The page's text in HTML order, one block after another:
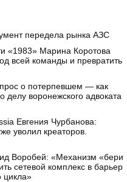
передела рынка АЗС
«1983» Марина Коротова
всей команды и превратить
о потерпевшем — как
воронежского адвоката
Евгения Чурбанова:
уволил креаторов.
Воробей: «Механизм «бери
сетевой комплекс в барьер
цикла»